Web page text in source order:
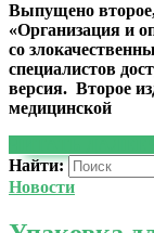
Выпущено второе,
«Организация и
со
специалистов
версия. Второе
медицинской
Найти:
Новости